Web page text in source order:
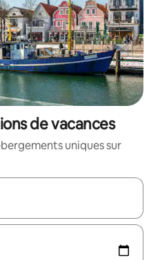
de vacances
uniques sur
utilisez les flèches vers le